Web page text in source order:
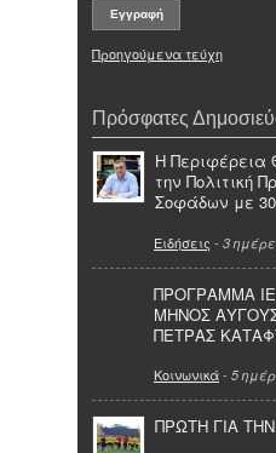
Προηγούμενα τεύχη
Πρόσφατες
Η Περιφέρεια
την Πολιτική
Σοφάδων με
Ειδήσεις - 3
ΠΡΟΓΡΑΜΜΑ
ΜΗΝΟΣ
ΠΕΤΡΑΣ
Κοινωνικά- 5
ΠΡΩΤΗ ΓΙΑ